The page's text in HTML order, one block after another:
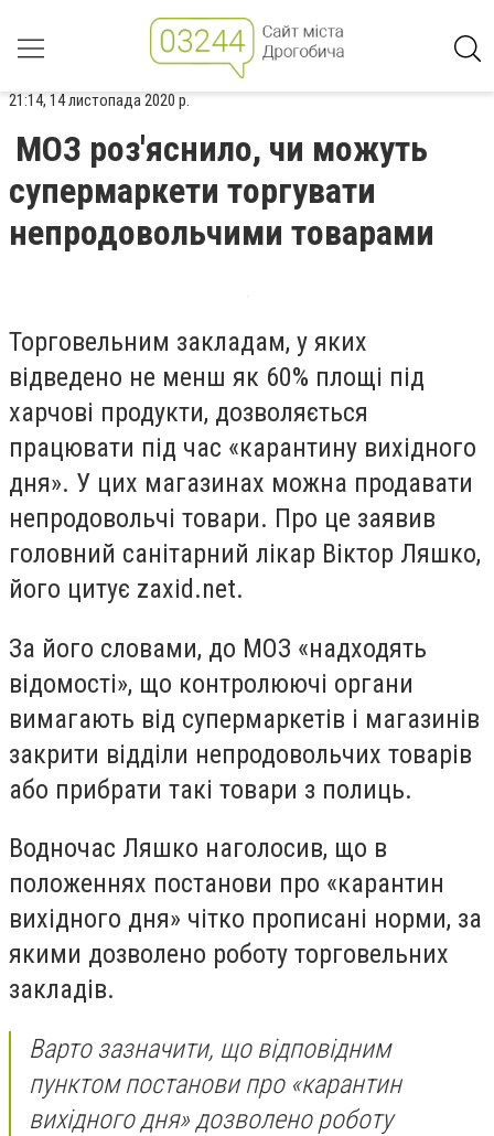
21:14, 14 листопада 2020 р.
МОЗ роз'яснило, чи можуть
супермаркети торгувати
непродовольчими товарами
Торговельним закладам, у яких
відведено не менш як 60% площі під
харчові продукти, дозволяється
працювати під час «карантину вихідного
дня». У цих магазинах можна продавати
непродовольчі товари. Про це заявив
головний санітарний лікар Віктор Ляшко,
його цитує zaxid.net.
За його словами, до МОЗ «надходять
відомості», що контролюючі органи
вимагають від супермаркетів і магазинів
закрити відділи непродовольчих товарів
або прибрати такі товари з полиць.
Водночас Ляшко наголосив, що в
положеннях постанови про «карантин
вихідного дня» чітко прописані норми, за
якими дозволено роботу торговельних
закладів.
Варто зазначити, що відповідним
пунктом постанови про «карантин
вихідного дня» дозволено роботу